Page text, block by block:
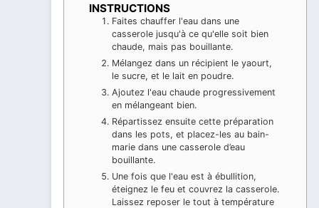
INSTRUCTIONS
Faites chauffer l'eau dans une
casserole jusqu'à ce qu'elle soit bien
chaude, mais pas bouillante.
Mélangez dans un récipient le yaourt,
le sucre, et le lait en poudre.
Ajoutez l'eau chaude progressivement
en mélangeant bien.
Répartissez ensuite cette préparation
dans les pots, et placez-les au bain-
marie dans une casserole d’eau
bouillante.
Une fois que l'eau est à ébullition,
éteignez le feu et couvrez la casserole.
Laissez reposer le tout à température